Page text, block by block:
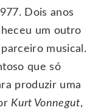
Dois anos
um outro
musical.
que só
produzir uma
Kurt Vonnegut,